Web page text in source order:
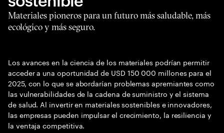
Materiales pioneros para un futuro más saludable, más
ecológico y más seguro.
Los avances en la ciencia de los materiales podrían permitir
acceder a una oportunidad de USD 150 000 millones para el
2025, con lo que se abordarían problemas apremiantes como
las vulnerabilidades de la cadena de suministro y el sistema
de salud. Al invertir en materiales sostenibles e innovadores,
las empresas pueden impulsar el crecimiento, la resiliencia y
la ventaja competitiva.